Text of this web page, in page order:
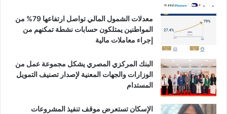
معدلات الشمول المالي تواصل ارتفاعها 79% من
المواطنين يمتلكون حسابات نشطة تمكنهم من
إجراء معاملات مالية
البنك المركزي المصري يشكل مجموعة عمل من
الوزارات والجهات المعنية لإصدار تصنيف التمويل
المستدام
الإسكان تستعرض موقف تنفيذ المشروعات